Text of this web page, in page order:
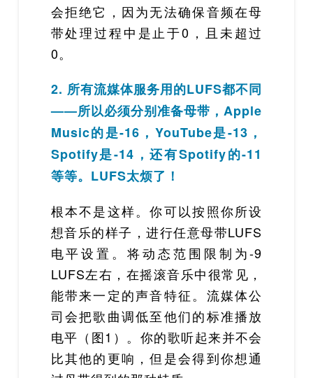
会拒绝它，因为无法确保音频在母
带处理过程中是止于0，且未超过
0。
2. 所有流媒体服务用的LUFS都不同
——所以必须分别准备母带，Apple
Music的是-16，YouTube是-13，
Spotify是-14，还有Spotify的-11
等等。LUFS太烦了！
根本不是这样。你可以按照你所设
想音乐的样子，进行任意母带LUFS
电平设置。将动态范围限制为-9
LUFS左右，在摇滚音乐中很常见，
能带来一定的声音特征。流媒体公
司会把歌曲调低至他们的标准播放
电平（图1）。你的歌听起来并不会
比其他的更响，但是会得到你想通